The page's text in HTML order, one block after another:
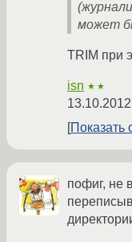
может
TRIM при
isn ★★
Показать
пофиг, не